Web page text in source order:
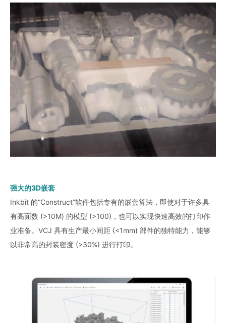
强大的3D嵌套
Inkbit 的“Construct”软件包括专有的嵌套算法，即使对于许多具
有高面数 (>10M) 的模型 (>100)，也可以实现快速高效的打印作
业准备。VCJ 具有生产最小间距 (<1mm) 部件的独特能力，能够
以非常高的封装密度 (>30%) 进行打印。